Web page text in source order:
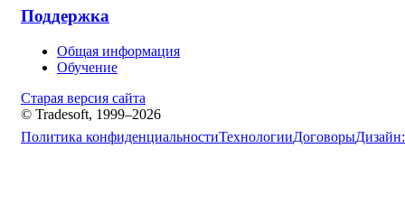
Поддержка
Общая информация
Обучение
Старая версия сайта
© Tradesoft, 1999–2026
Политика конфиденциальностиТехнологииДоговорыДизайн: